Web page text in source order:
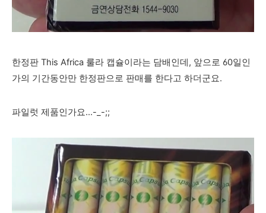
한정판 This Africa 룰라 캡슐이라는 담배인데, 앞으로 60일인
가의 기간동안만 한정판으로 판매를 한다고 하더군요.
파일럿 제품인가요...-_-;;